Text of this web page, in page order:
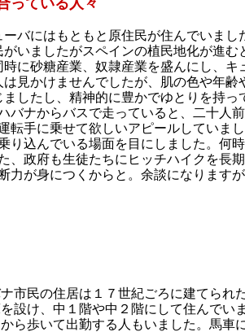
っている人々
バにはもともと原住民が住んでいまし
いましたがスペインの植民地化が進
に砂糖産業、奴隷産業を盛んにし、
見かけませんでしたが、肌の色や年
したし、精神的に豊かでゆとりを持っ
バナからバスで走っていると、二十人
転手に乗せて欲しいアピールしていま
り込んでいる場面を目にしました。何
、政府も生徒たちにヒッチハイクを長
力が身につくからと。余談になります
市民の住居は１７世紀ごろに建てられ
設け、中１階や中２階にして住んでい
ら歩いて出勤する人もいました。馬車